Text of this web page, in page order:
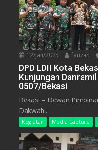
12/Jan/2025 fauzan
DPD LDII Kota
Kunjungan
0507/Bekasi
Bekasi – Dewan
Dakwah...
Kegiatan Media Capture